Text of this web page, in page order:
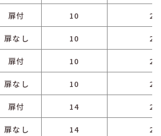
扉付 10 2
扉なし 10 2
扉付 10 2
扉なし 10 2
扉付 14 2
扉なし 14 2